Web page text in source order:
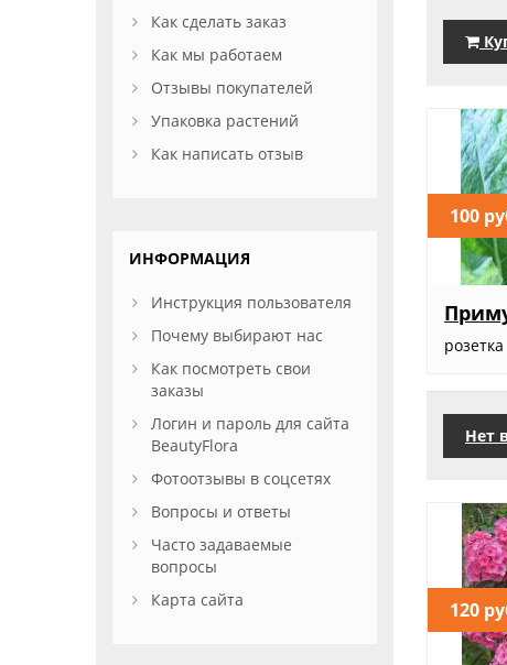
100
розетка
Нет
120
Как сделать заказ
Как мы работаем
Отзывы покупателей
Упаковка растений
Как написать отзыв
ИНФОРМАЦИЯ
Инструкция пользователя
Почему выбирают нас
Как посмотреть свои
заказы
Логин и пароль для сайта
BeautyFlora
Фотоотзывы в соцсетях
Вопросы и ответы
Часто задаваемые
вопросы
Карта сайта